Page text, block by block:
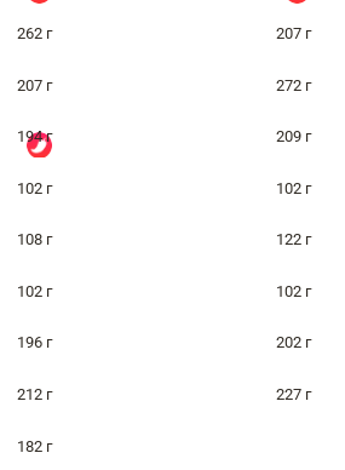
262 г 207 г
207 г 272 г
194 г 209 г
102 г 102 г
108 г 122 г
102 г 102 г
196 г 202 г
212 г 227 г
182 г